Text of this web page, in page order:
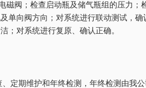
磁阀；检查启动瓶及储气瓶组的压力；
单向阀方向；对系统进行联动测试，
；对系统进行复原、确认正确。
定期维护和年终检测，年终检测由我